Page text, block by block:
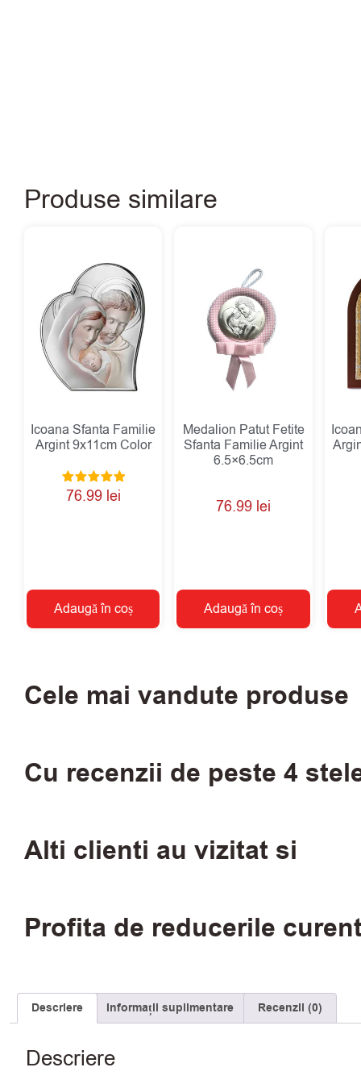
Produse similare
Icoana Sfanta Familie
Argint 9x11cm Color
Evaluat la
5.00
76.99 lei
Adaugă în coș
Medalion Patut Fetite
Sfanta Familie Argint
6.5×6.5cm
76.99 lei
Adaugă în coș
Cele mai vandute produse
Cu recenzii de peste 4
Alti clienti au vizitat si
Profita de reducerile
Descriere Informații suplimentare Recenzii (0)
Descriere